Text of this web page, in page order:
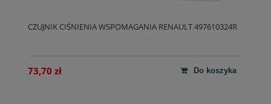
CZUJNIK CIŚNIENIA WSPOMAGANIA RENAULT 497610324R
73,70 zł do koszyka